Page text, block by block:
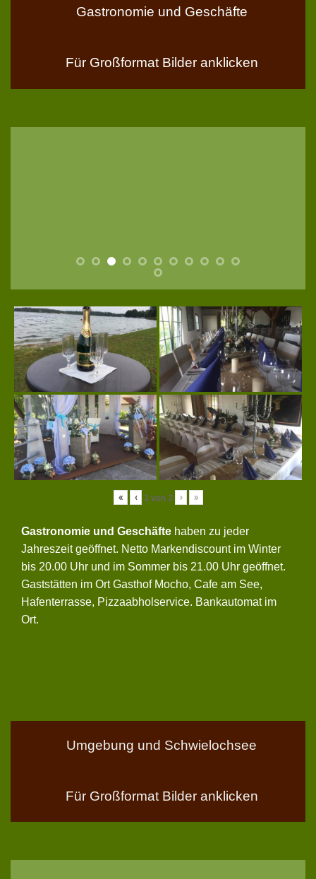
Gastronomie und Geschäfte
Für Großformat Bilder anklicken
« ‹ 2von 2 › »
Gastronomie und Geschäfte haben zu jeder
Jahreszeit geöffnet. Netto Markendiscount im Winter
bis 20.00 Uhr und im Sommer bis 21.00 Uhr geöffnet.
Gaststätten im Ort Gasthof Mocho, Cafe am See,
Hafenterrasse, Pizzaabholservice. Bankautomat im
Ort.
Umgebung und Schwielochsee
Für Großformat Bilder anklicken